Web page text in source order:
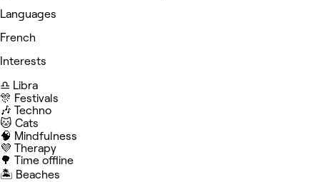
Languages
French
Interests
♎️ Libra
🎊 Festivals
🎶 Techno
🐱 Cats
🧠 Mindfulness
💜 Therapy
🌳 Time offline
🏝️ Beaches